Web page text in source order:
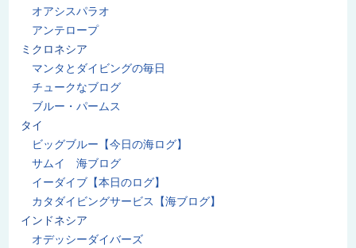
オアシスパラオ
アンテロープ
ミクロネシア
マンタとダイビングの毎日
チュークなブログ
ブルー・パームス
タイ
ビッグブルー【今日の海ログ】
サムイ 海ブログ
イーダイブ【本日のログ】
カタダイビングサービス【海ブログ】
インドネシア
オデッシーダイバーズ